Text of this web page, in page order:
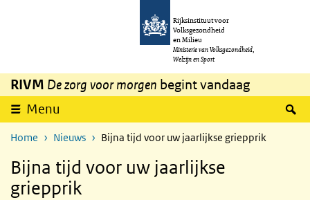
Overslaan en naar de inhoud gaan
Rijksinstituut voor
Volksgezondheid
en Milieu
Ministerie van Volksgezondheid,
Welzijn en Sport
RIVM De zorg voor morgen begint vandaag
Menu
Home Nieuws Bijna tijd voor uw jaarlijkse griepprik
Bijna tijd voor uw jaarlijkse
griepprik